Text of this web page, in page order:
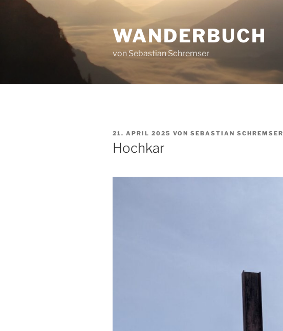
WANDERBUCH
von Sebastian Schremser
VERÖFFENTLICHT
AM
21. APRIL 2025 VON SEBASTIAN SCHREMSER
Hochkar